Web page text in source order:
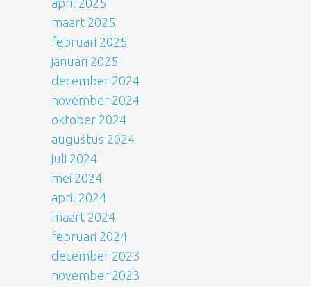
april 2025
maart 2025
februari 2025
januari 2025
december 2024
november 2024
oktober 2024
augustus 2024
juli 2024
mei 2024
april 2024
maart 2024
februari 2024
december 2023
november 2023